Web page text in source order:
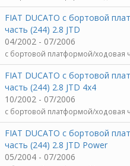
FIAT DUCATO c бортовой
часть (244) 2.8 JTD
04/2002 - 07/2006
c бортовой платформой/ходовая
FIAT DUCATO c бортовой
часть (244) 2.8 JTD 4x4
10/2002 - 07/2006
c бортовой платформой/ходовая
FIAT DUCATO c бортовой
часть (244) 2.8 JTD Power
05/2004 - 07/2006